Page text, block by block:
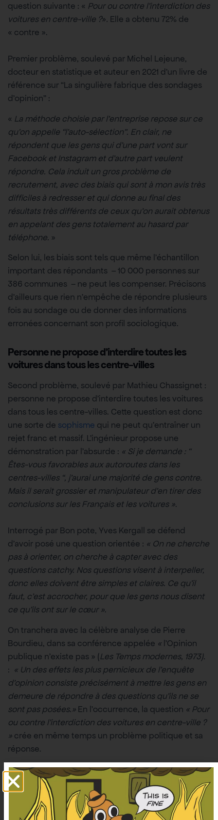
question suivante : « Pour ou contre l’interdiction des
voitures en centre-ville ?». Elle a obtenu 72% de
« contre ».
Premier problème, soulevé par Michel Lejeune,
docteur en statistique et auteur en 2021 d’un livre de
référence sur “La singulière fabrique des sondages
d’opinion” :
« La méthode choisie par l’entreprise repose sur ce
qu’on appelle “l’auto-sélection”. En clair, ne
répondent que les gens qui d’une part vont sur
Facebook et Instagram et d’autre part veulent
répondre. Cela induit un gros problème de
recrutement, avec des biais qui sont à mon avis très
difficiles à redresser et qui donne au final des
résultats très différents de ceux qu’on aurait obtenus
en appelant des gens totalement au hasard par
téléphone. »
Selon lui, les biais sont tels que même l’échantillon
important des répondants – 10 000 personnes sur
386 communes – ne peut les compenser. Précisons
d’ailleurs que rien n’empêche de répondre plusieurs
fois au sondage ou de donner des informations
erronées concernant son profil sociologique.
Personne ne propose d’interdire toutes les
voitures dans tous les centre-villes
Second problème, soulevé par Mathieu Chassignet :
personne ne propose d’interdire toutes les voitures
dans tous les centre-villes. Cette question est donc
une sorte de sophisme qui ne peut qu’entraîner un
rejet franc et massif. L’ingénieur propose une
démonstration par l’absurde : « Si je demande : “
Êtes-vous favorables aux autoroutes dans les
centres-villes “, j’aurai une majorité de gens contre.
Mais il serait grossier et manipulateur d’en tirer des
conclusions sur les Français et les voitures ».
Interrogé par Bon pote, Yves Kergall se défend
d’avoir posé une question orientée : « On ne cherche
pas à orienter, on cherche à capter avec des
questions catchy. Nos questions visent à interpeller,
donc elles doivent être simples et claires. Ce qu’il
faut, c’est accrocher, pour que les gens nous disent
ce qu’ils ont sur le cœur».
On tranchera avec la célèbre analyse de Pierre
Bourdieu, dans sa conférence appelée « l’Opinion
publique n’existe pas » (Les Temps modernes, 1973).
: « Un des effets les plus pernicieux de l’enquête
d’opinion consiste précisément à mettre les gens en
demeure de répondre à des questions qu’ils ne se
sont pas posées.» En l’occurrence, la question « Pour
ou contre l’interdiction des voitures en centre-ville ?
» crée en même temps un problème politique et sa
réponse.
+30
000
SONT
DÉJÀ